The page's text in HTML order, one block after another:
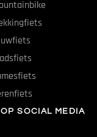
SOCIAL MEDIA